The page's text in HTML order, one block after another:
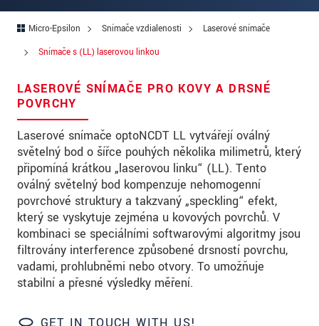
Micro-Epsilon Snímače vzdialenosti
Laserové snímače
Snímače s (LL) laserovou linkou
LASEROVÉ SNÍMAČE PRO KOVY A DRSNÉ
POVRCHY
Laserové snímače optoNCDT LL vytvářejí oválný
světelný bod o šířce pouhých několika milimetrů, který
připomíná krátkou „laserovou linku“ (LL). Tento
oválný světelný bod kompenzuje nehomogenní
povrchové struktury a takzvaný „speckling“ efekt,
který se vyskytuje zejména u kovových povrchů. V
kombinaci se speciálními softwarovými algoritmy jsou
filtrovány interference způsobené drsností povrchu,
vadami, prohlubněmi nebo otvory. To umožňuje
stabilní a přesné výsledky měření.
PSČ
Krajina *
Telefon
E-Mail*
Vaša správa *
Please keep me informed about product
innovations by e-mail.